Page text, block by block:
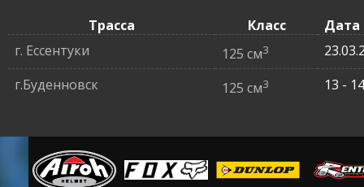
Трасса Класс
Дата
г. Ессентуки
125 см3
г.Буденновск
125 см3 13 -